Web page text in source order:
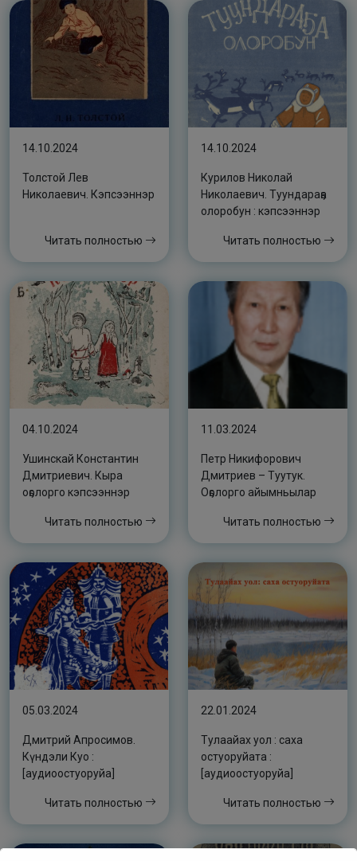
14.10.2024
Толстой Лев
Николаевич. Кэпсээннэр
Читать полностью
14.10.2024
Курилов Николай
Николаевич. Туундараҕа
олоробун : кэпсээннэр
Читать полностью
04.10.2024
Ушинскай Константин
Дмитриевич. Кыра
оҕолорго кэпсээннэр
Читать полностью
11.03.2024
Петр Никифорович
Дмитриев – Туутук.
Оҕолорго айымньылар
Читать полностью
05.03.2024
Дмитрий Апросимов.
Күндэли Куо :
[аудиоостуоруйа]
Читать полностью
22.01.2024
Тулаайах уол : саха
остуоруйата :
[аудиоостуоруйа]
Читать полностью